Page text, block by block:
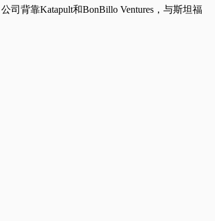
司背靠Katapult和BonBillo Ventures，与斯坦福